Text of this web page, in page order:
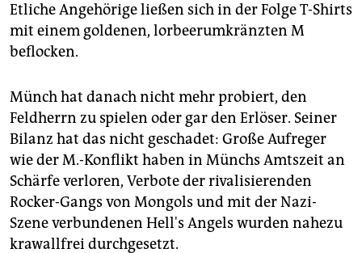
Etliche Angehörige ließen sich in der Folge T-Shirts
mit einem goldenen, lorbeerumkränzten M
beflocken.
Münch hat danach nicht mehr probiert, den
Feldherrn zu spielen oder gar den Erlöser. Seiner
Bilanz hat das nicht geschadet: Große Aufreger
wie der M.-Konflikt haben in Münchs Amtszeit an
Schärfe verloren, Verbote der rivalisierenden
Rocker-Gangs von Mongols und mit der Nazi-
Szene verbundenen Hell's Angels wurden nahezu
krawallfrei durchgesetzt.